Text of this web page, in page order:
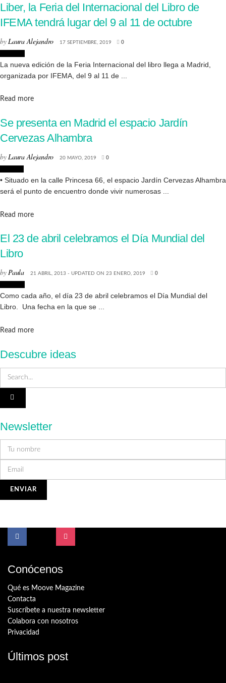
Liber, la Feria del Internacional del Libro de
IFEMA tendrá lugar del 9 al 11 de octubre
by Laura Alejandro 17 SEPTIEMBRE, 2019 0
La nueva edición de la Feria Internacional del libro llega a Madrid,
organizada por IFEMA, del 9 al 11 de ...
Read moreDetails
Se presenta en Madrid el espacio Jardín
Cervezas Alhambra
byLaura Alejandro 20 MAYO, 2019 0
• Situado en la calle Princesa 66, el espacio Jardín Cervezas Alhambra
será el punto de encuentro donde vivir numerosas ...
Read moreDetails
El 23 de abril celebramos el Día Mundial del
Libro
byPaula 21 ABRIL, 2013 - UPDATED ON 23 ENERO, 2019 0
Como cada año, el día 23 de abril celebramos el Día Mundial del
Libro. Una fecha en la que se ...
Read moreDetails
Descubre ideas
Newsletter
Conócenos
Qué es Moove Magazine
Contacta
Suscríbete a nuestra newsletter
Colabora con nosotros
Privacidad
Últimos post